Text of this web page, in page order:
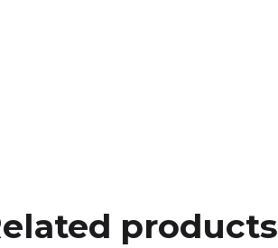
products